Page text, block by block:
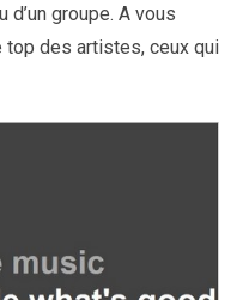
groupe. A vous
top des artistes, ceux qui